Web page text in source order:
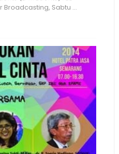
Sabtu ...